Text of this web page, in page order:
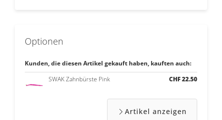
Optionen
Kunden, die diesen Artikel gekauft haben, kauften auch:
SWAK Zahnbürste Pink
CHF 22.50
Artikel anzeigen